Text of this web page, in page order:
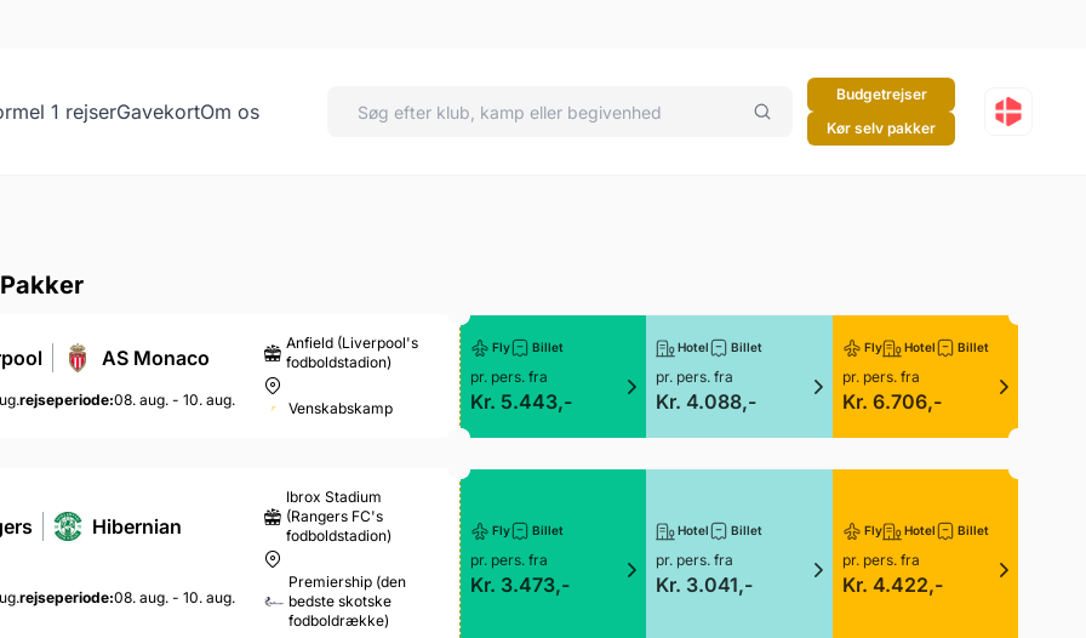
1 rejserGavekortOm os
Budgetrejser
Kør selv pakker
AS Monaco
rejseperiode:08. aug. - 10. aug.
Anfield (Liverpool's
fodboldstadion)
Venskabskamp
Fly Billet
pr. pers. fra
Kr. 5.443,-
Hotel Billet
pr. pers. fra
Kr. 4.088,-
Fly Hotel Billet
pr. pers. fra
Kr. 6.706,-
Hibernian
rejseperiode:08. aug. - 10. aug.
Ibrox Stadium
(Rangers FC's
fodboldstadion)
Premiership (den
bedste skotske
fodboldrække)
Fly Billet
pr. pers. fra
Kr. 3.473,-
Hotel Billet
pr. pers. fra
Kr. 3.041,-
Fly Hotel Billet
pr. pers. fra
Kr. 4.422,-